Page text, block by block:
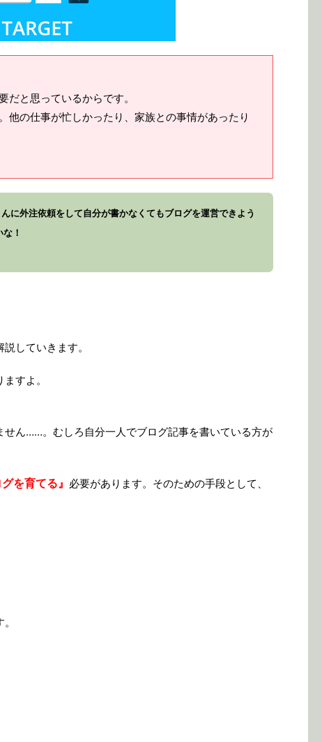
と思っているからです。
他の仕事が忙しかったり、家族との事情があったり
に外注依頼をして自分が書かなくてもブログを運営できよう
！
していきます。
すよ。
ん……。むしろ自分一人でブログ記事を書いている方が
を育てる』 必要があります。そのための手段として、